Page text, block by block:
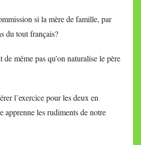
si la mère de famille, par
du tout français?
même pas qu’on naturalise le père
l’exercice pour les deux en
apprenne les rudiments de notre